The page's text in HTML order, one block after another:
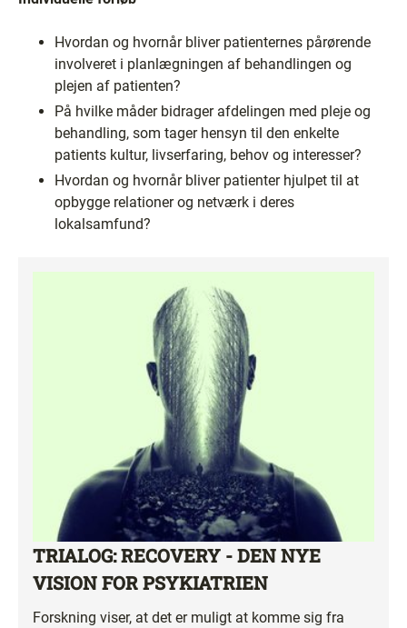
Hvordan og hvornår bliver patienternes pårørende
involveret i planlægningen af behandlingen og
plejen af patienten?
På hvilke måder bidrager afdelingen med pleje og
behandling, som tager hensyn til den enkelte
patients kultur, livserfaring, behov og interesser?
Hvordan og hvornår bliver patienter hjulpet til at
opbygge relationer og netværk i deres
lokalsamfund?
TRIALOG: RECOVERY - DEN NYE
VISION FOR PSYKIATRIEN
Forskning viser, at det er muligt at komme sig fra